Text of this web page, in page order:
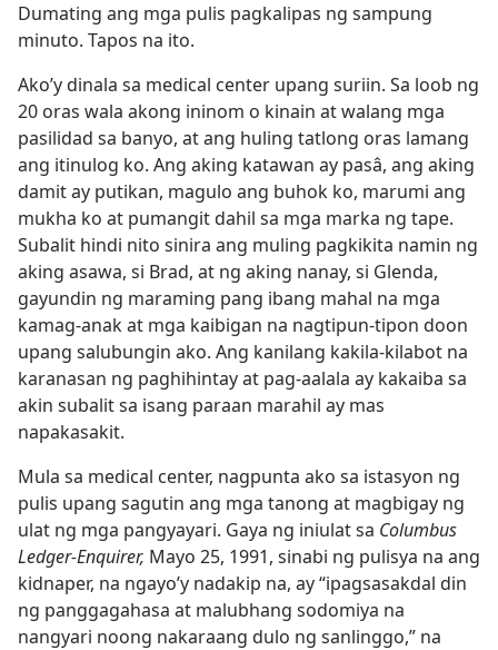
Dumating ang mga pulis pagkalipas ng sampung
minuto. Tapos na ito.
Ako’y dinala sa medical center upang suriin. Sa loob ng
20 oras wala akong ininom o kinain at walang mga
pasilidad sa banyo, at ang huling tatlong oras lamang
ang itinulog ko. Ang aking katawan ay pasâ, ang aking
damit ay putikan, magulo ang buhok ko, marumi ang
mukha ko at pumangit dahil sa mga marka ng tape.
Subalit hindi nito sinira ang muling pagkikita namin ng
aking asawa, si Brad, at ng aking nanay, si Glenda,
gayundin ng maraming pang ibang mahal na mga
kamag-anak at mga kaibigan na nagtipun-tipon doon
upang salubungin ako. Ang kanilang kakila-kilabot na
karanasan ng paghihintay at pag-aalala ay kakaiba sa
akin subalit sa isang paraan marahil ay mas
napakasakit.
Mula sa medical center, nagpunta ako sa istasyon ng
pulis upang sagutin ang mga tanong at magbigay ng
ulat ng mga pangyayari. Gaya ng iniulat sa Columbus
Ledger-Enquirer, Mayo 25, 1991, sinabi ng pulisya na ang
kidnaper, na ngayo’y nadakip na, ay “ipagsasakdal din
ng panggagahasa at malubhang sodomiya na
nangyari noong nakaraang dulo ng sanlinggo,” na